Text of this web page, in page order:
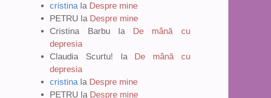
cristina la Despre mine
PETRU la Despre mine
Cristina Barbula De mână cu
depresia
Claudia Scurtu! la De mână cu
depresia
cristina la Despre mine
PETRU la Despre mine